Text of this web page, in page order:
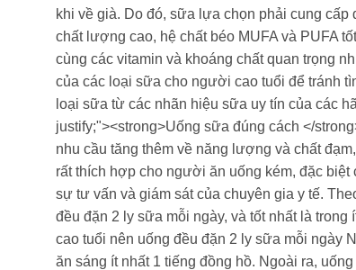
khi về già. Do đó, sữa lựa chọn phải cung
chất lượng cao, hệ chất béo MUFA và PUFA
cùng các vitamin và khoáng chất quan trọng
của các loại sữa cho người cao tuổi để tránh
loại sữa từ các nhãn hiệu sữa uy tín của các
justify;"><strong>Uống sữa đúng cách </
nhu cầu tăng thêm về năng lượng và chất
rất thích hợp cho người ăn uống kém, đặc
sự tư vấn và giám sát của chuyên gia y tế.
đều đặn 2 ly sữa mỗi ngày, và tốt nhất là
cao tuổi nên uống đều đặn 2 ly sữa mỗi ngày
ăn sáng ít nhất 1 tiếng đồng hồ. Ngoài ra,